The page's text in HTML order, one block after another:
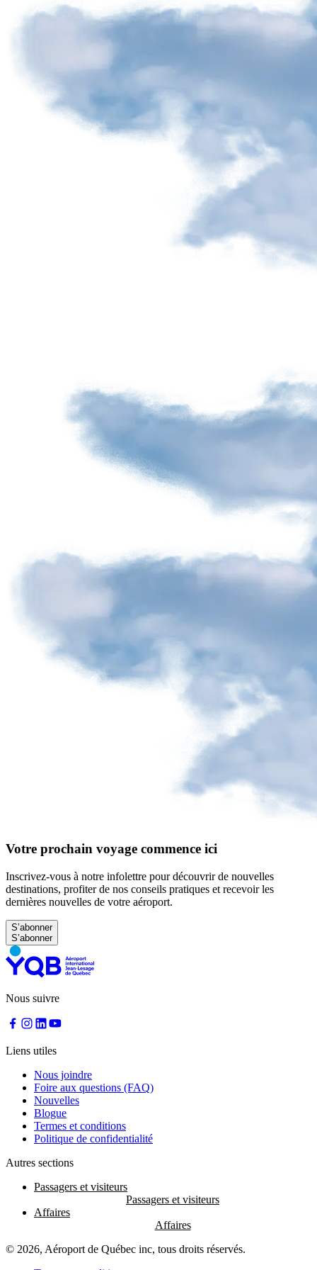
Votre prochain voyage commence ici
Inscrivez-vous à notre infolettre pour découvrir de nouvelles
destinations, profiter de nos conseils pratiques et recevoir les
dernières nouvelles de votre aéroport.
S’abonner
Nous suivre
Liens utiles
Nous joindre
Foire aux questions (FAQ)
Nouvelles
Blogue
Termes et conditions
Politique de confidentialité
Autres sections
Passagers et visiteurs
Affaires
© 2026, Aéroport de Québec inc, tous droits réservés.